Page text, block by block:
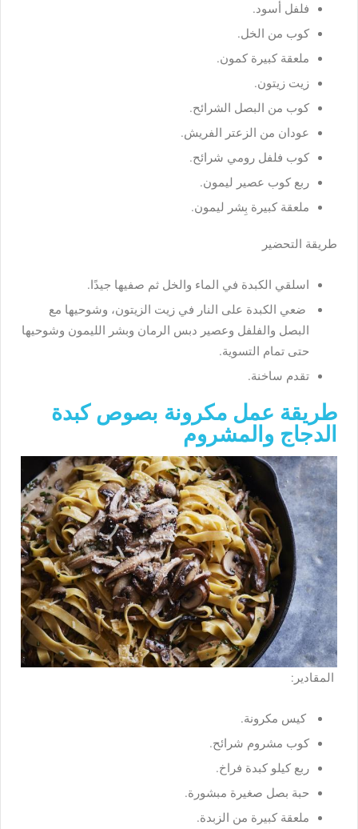
فلفل أسود.
كوب من الخل.
ملعقة كبيرة كمون.
زيت زيتون.
كوب من البصل الشرائح.
عودان من الزعتر الفريش.
كوب فلفل رومي شرائح.
ربع كوب عصير ليمون.
ملعقة كبيرة بِشر ليمون.
طريقة التحضير
اسلقي الكبدة في الماء والخل ثم صفيها جيدًا.
ضعي الكبدة على النار في زيت الزيتون، وشوحيها مع
البصل والفلفل وعصير دبس الرمان وبشر الليمون وشوحيها
حتى تمام التسوية.
تقدم ساخنة.
طريقة عمل مكرونة بصوص كبدة
الدجاج والمشروم
المقادير:
كيس مكرونة.
كوب مشروم شرائح.
ربع كيلو كبدة فراخ.
حبة بصل صغيرة مبشورة.
ملعقة كبيرة من الزبدة.